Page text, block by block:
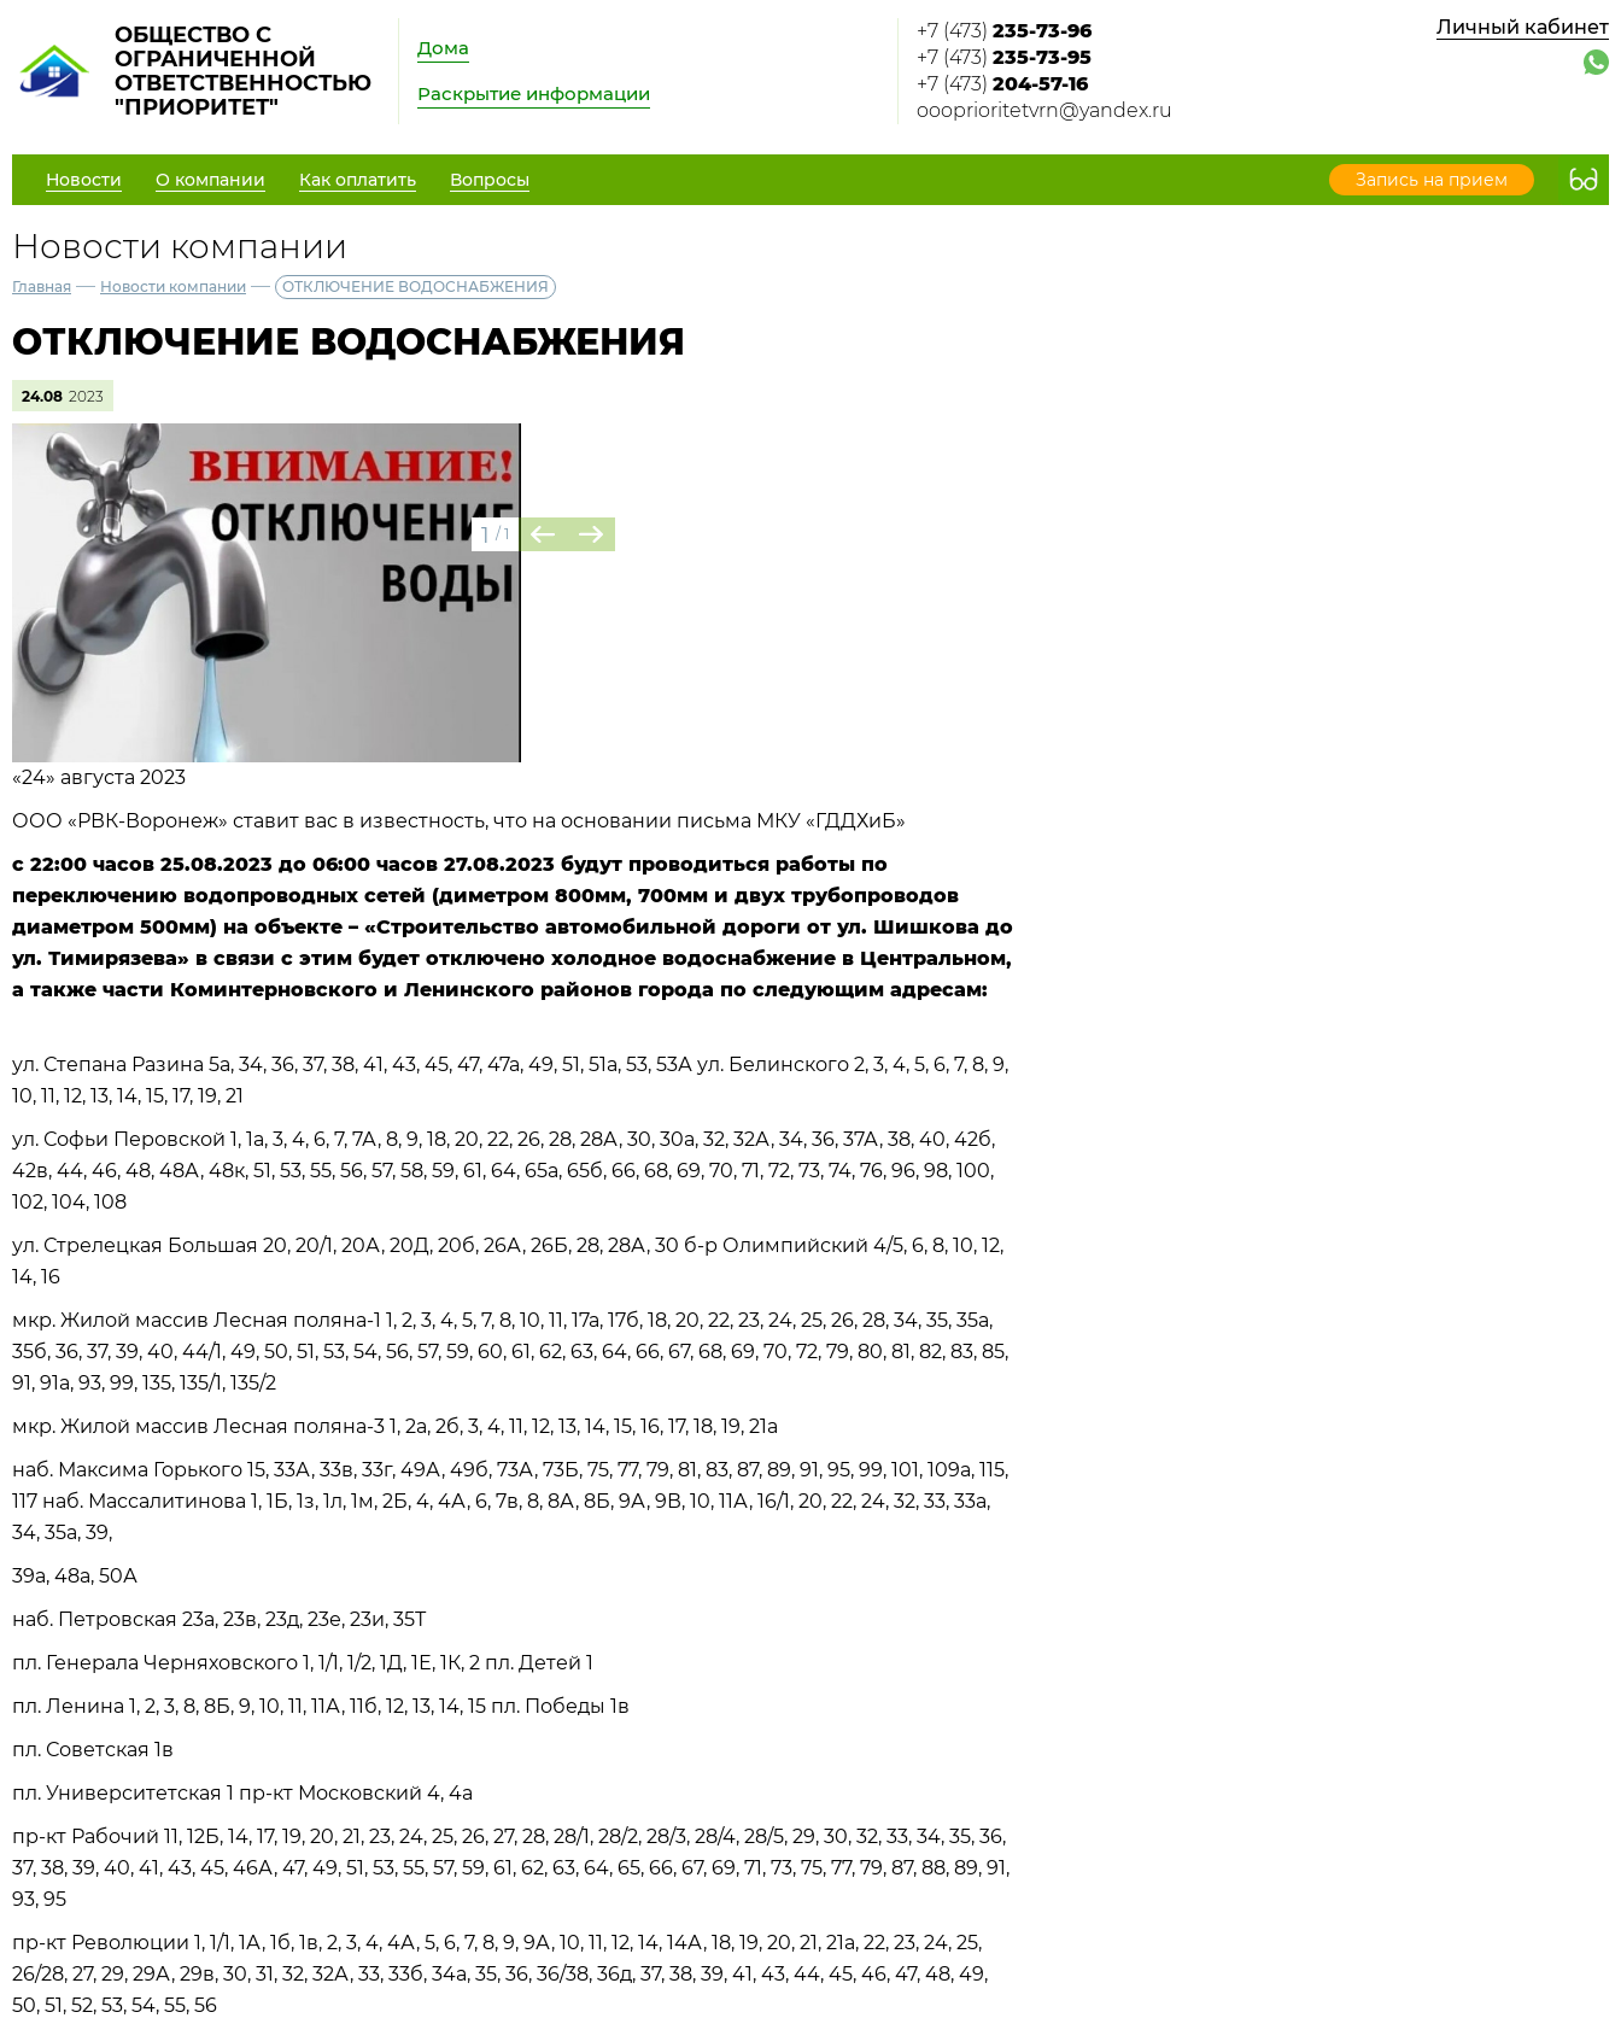
ОБЩЕСТВО С
ОГРАНИЧЕННОЙ
ОТВЕТСТВЕННОСТЬЮ
"ПРИОРИТЕТ"
Дома
Раскрытие информации
+7 (473) 235-73-96
+7 (473) 235-73-95
+7 (473) 204-57-16
oooprioritetvrn@yandex.ru
Личный кабинет
Новости О компании Как оплатить Вопросы Запись на прием
Новости компании
Главная — Новости компании — ОТКЛЮЧЕНИЕ ВОДОСНАБЖЕНИЯ
ОТКЛЮЧЕНИЕ ВОДОСНАБЖЕНИЯ
24.08 2023
1 / 1
«24» августа 2023
ООО «РВК-Воронеж» ставит вас в известность, что на основании письма МКУ «ГДДХиБ»
с 22:00 часов 25.08.2023 до 06:00 часов 27.08.2023 будут проводиться работы по
переключению водопроводных сетей (диметром 800мм, 700мм и двух трубопроводов
диаметром 500мм) на объекте – «Строительство автомобильной дороги от ул. Шишкова до
ул. Тимирязева» в связи с этим будет отключено холодное водоснабжение в Центральном,
а также части Коминтерновского и Ленинского районов города по следующим адресам:
ул. Степана Разина 5а, 34, 36, 37, 38, 41, 43, 45, 47, 47а, 49, 51, 51а, 53, 53А ул. Белинского 2, 3, 4, 5, 6, 7, 8, 9,
10, 11, 12, 13, 14, 15, 17, 19, 21
ул. Софьи Перовской 1, 1а, 3, 4, 6, 7, 7А, 8, 9, 18, 20, 22, 26, 28, 28А, 30, 30а, 32, 32А, 34, 36, 37А, 38, 40, 42б,
42в, 44, 46, 48, 48А, 48к, 51, 53, 55, 56, 57, 58, 59, 61, 64, 65а, 65б, 66, 68, 69, 70, 71, 72, 73, 74, 76, 96, 98, 100,
102, 104, 108
ул. Стрелецкая Большая 20, 20/1, 20А, 20Д, 20б, 26А, 26Б, 28, 28А, 30 б-р Олимпийский 4/5, 6, 8, 10, 12,
14, 16
мкр. Жилой массив Лесная поляна-1 1, 2, 3, 4, 5, 7, 8, 10, 11, 17а, 17б, 18, 20, 22, 23, 24, 25, 26, 28, 34, 35, 35а,
35б, 36, 37, 39, 40, 44/1, 49, 50, 51, 53, 54, 56, 57, 59, 60, 61, 62, 63, 64, 66, 67, 68, 69, 70, 72, 79, 80, 81, 82, 83, 85,
91, 91а, 93, 99, 135, 135/1, 135/2
мкр. Жилой массив Лесная поляна-3 1, 2а, 2б, 3, 4, 11, 12, 13, 14, 15, 16, 17, 18, 19, 21а
наб. Максима Горького 15, 33А, 33в, 33г, 49А, 49б, 73А, 73Б, 75, 77, 79, 81, 83, 87, 89, 91, 95, 99, 101, 109а, 115,
117 наб. Массалитинова 1, 1Б, 1з, 1л, 1м, 2Б, 4, 4А, 6, 7в, 8, 8А, 8Б, 9А, 9В, 10, 11А, 16/1, 20, 22, 24, 32, 33, 33а,
34, 35а, 39,
39а, 48а, 50А
наб. Петровская 23а, 23в, 23д, 23е, 23и, 35Т
пл. Генерала Черняховского 1, 1/1, 1/2, 1Д, 1Е, 1К, 2 пл. Детей 1
пл. Ленина 1, 2, 3, 8, 8Б, 9, 10, 11, 11А, 11б, 12, 13, 14, 15 пл. Победы 1в
пл. Советская 1в
пл. Университетская 1 пр-кт Московский 4, 4а
пр-кт Рабочий 11, 12Б, 14, 17, 19, 20, 21, 23, 24, 25, 26, 27, 28, 28/1, 28/2, 28/3, 28/4, 28/5, 29, 30, 32, 33, 34, 35, 36,
37, 38, 39, 40, 41, 43, 45, 46А, 47, 49, 51, 53, 55, 57, 59, 61, 62, 63, 64, 65, 66, 67, 69, 71, 73, 75, 77, 79, 87, 88, 89, 91,
93, 95
пр-кт Революции 1, 1/1, 1А, 1б, 1в, 2, 3, 4, 4А, 5, 6, 7, 8, 9, 9А, 10, 11, 12, 14, 14А, 18, 19, 20, 21, 21а, 22, 23, 24, 25,
26/28, 27, 29, 29А, 29в, 30, 31, 32, 32А, 33, 33б, 34а, 35, 36, 36/38, 36д, 37, 38, 39, 41, 43, 44, 45, 46, 47, 48, 49,
50, 51, 52, 53, 54, 55, 56